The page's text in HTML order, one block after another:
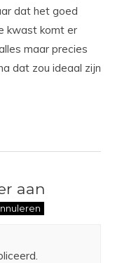
dat het goed
kwast komt er
maar precies
dat zou ideaal zijn
aan